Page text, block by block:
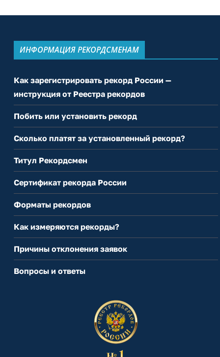
ИНФОРМАЦИЯ РЕКОРДСМЕНАМ
Как зарегистрировать рекорд России —
инструкция от Реестра рекордов
Побить или установить рекорд
Сколько платят за установленный рекорд?
Титул Рекордсмен
Сертификат рекорда России
Форматы рекордов
Как измеряются рекорды?
Причины отклонения заявок
Вопросы и ответы